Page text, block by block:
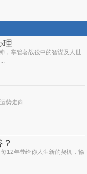
理
，掌管著战役中的智谋及人世
势走向...
12年带给你人生新的契机，输